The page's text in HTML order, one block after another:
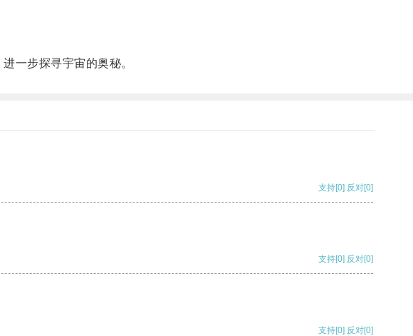
一步探寻宇宙的奥秘。
支持[0] 反对[0]
支持[0] 反对[0]
支持[0] 反对[0]